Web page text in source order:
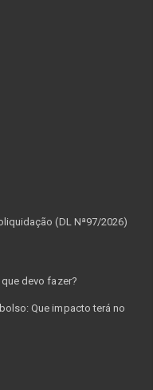
(DL Nª97/2026)
devo fazer?
Que impacto terá no